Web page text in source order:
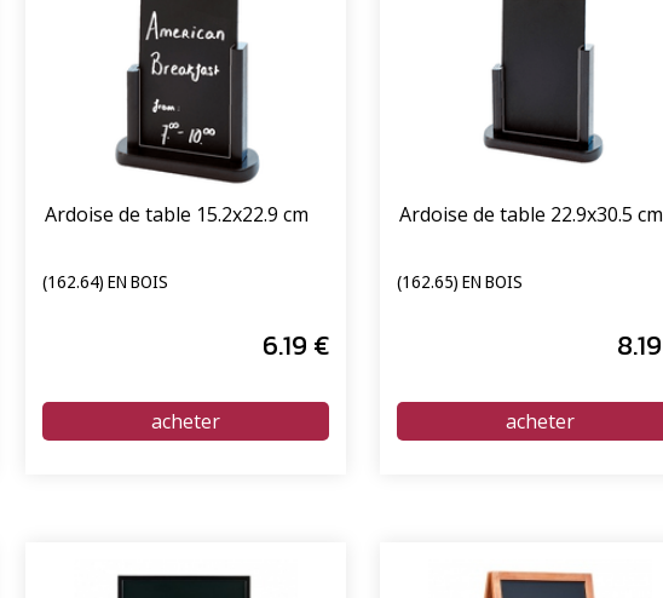
Ardoise de table 15.2x22.9 cm
(162.64) EN BOIS
6.19 €
Ardoise de table 22.9x30.5 cm
(162.65) EN BOIS
8.19